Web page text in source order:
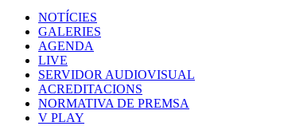
NOTÍCIES
GALERIES
AGENDA
LIVE
SERVIDOR AUDIOVISUAL
ACREDITACIONS
NORMATIVA DE PREMSA
V PLAY